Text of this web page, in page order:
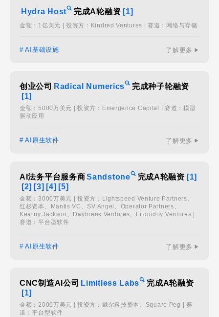
Hydra Host 完成A轮融资 [1]
金额：1亿美元 | 投资方：Kindred Ventures | 赛道：网络与存储
# AI基础设施 了解更多
创业公司 Radical Numerics
完成种子轮融资
[1]
金额：5000万美元 | 投资方：Emergence Capital | 赛道：模型
驱动应用
# AI原生软件 了解更多
AI法务平台服务商Sandstone 完成A轮融资 [1]
[2] [3] [4] [5]
金额：3000万美元 | 投资方：Lightspeed Venture Partners、
红杉资本、Mantis VC、SV Angel、Operator Partners、
Kearny Jackson、Daybreak Ventures、Litquidity Ventures |
赛道：平台型软件
# AI原生软件 了解更多
CNC制造AI公司 Limitless Labs
完成A轮融资
[1]
金额：2000万美元 | 投资方：戴尔科技资本、Square Peg | 赛
道：平台型软件